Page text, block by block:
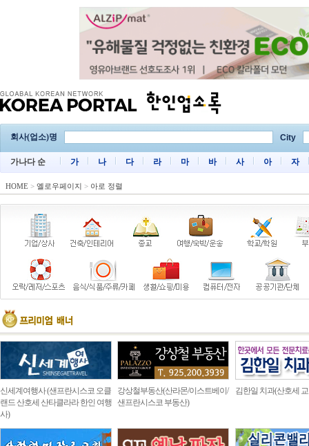
회사(업소)명 City
가나다 순 가 나 다 라 마 바 사 아 자
HOME > 옐로우페이지 > 아로 정렬
신세계여행사 (샌프란시스코 오클
랜드 산호세 산타클라라 한인 여행
사)
강상철부동산(산라몬/이스트베이/
샌프란시스코 부동산)
김한일 치과(산호세